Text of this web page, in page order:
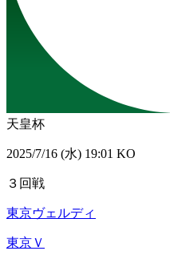
天皇杯
2025/7/16 (水) 19:01 KO
３回戦
東京ヴェルディ
東京Ｖ